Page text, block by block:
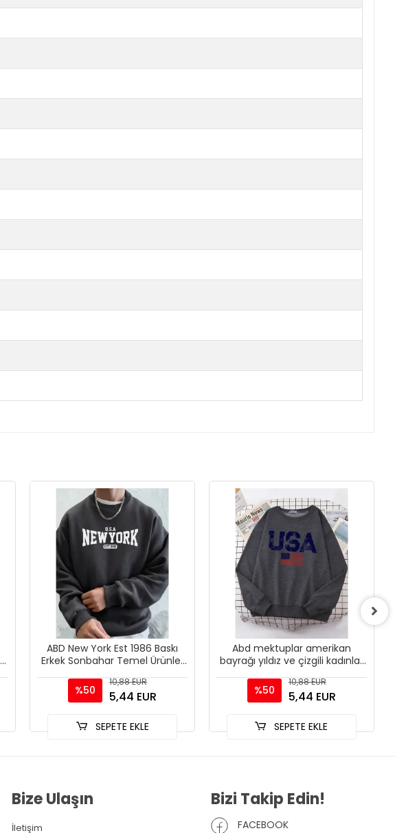
ABD New York Est 1986 Baskı
Erkek Sonbahar Temel Ürünler
Kapüşonlu Üst
%50
10,88 EUR
5,44 EUR
SEPETE EKLE
Abd mektuplar amerikan
bayrağı yıldız ve çizgili kadınlar
sıc
%50
10,88 EUR
5,44 EUR
SEPETE EKLE
Bize Ulaşın
İletişim
Bizi Takip Edin!
FACEBOOK